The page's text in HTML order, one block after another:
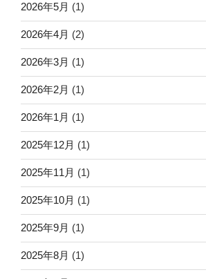
2026年5月 (1)
2026年4月 (2)
2026年3月 (1)
2026年2月 (1)
2026年1月 (1)
2025年12月 (1)
2025年11月 (1)
2025年10月 (1)
2025年9月 (1)
2025年8月 (1)